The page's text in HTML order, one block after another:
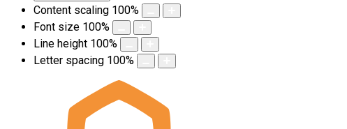
Content scaling 100%
Font size 100%
Line height 100%
Letter spacing 100%